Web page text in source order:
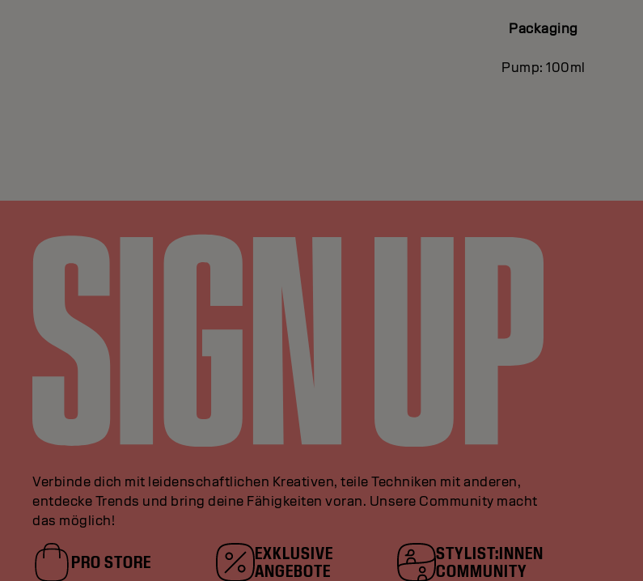
Packaging
Pump: 100ml
Verbinde dich mit leidenschaftlichen Kreativen, teile Techniken mit anderen,
entdecke Trends und bring deine Fähigkeiten voran. Unsere Community macht
das möglich!
PRO STORE
EXKLUSIVE
ANGEBOTE
STYLIST:INNEN
COMMUNITY